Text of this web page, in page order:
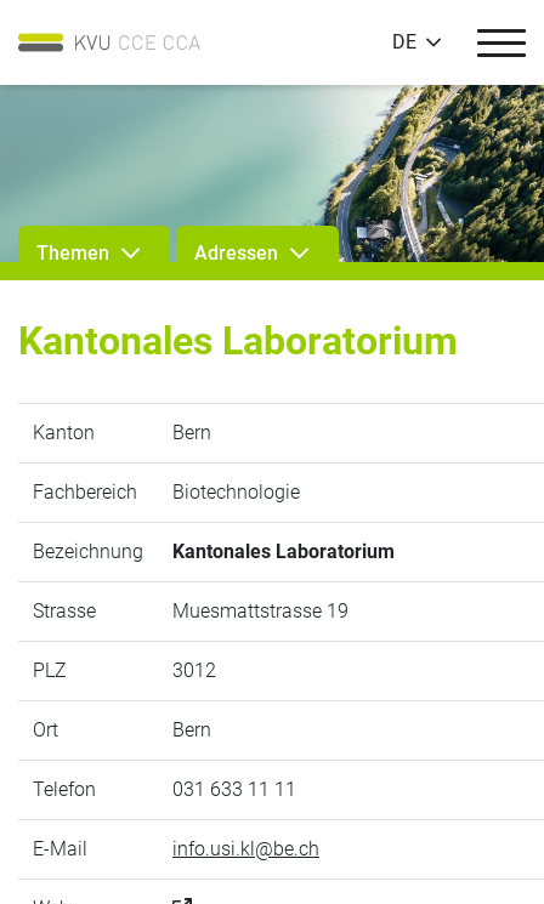
DE
Themen Adressen
Kantonales Laboratorium
Kanton Bern
Fachbereich Biotechnologie
Bezeichnung Kantonales Laboratorium
Strasse Muesmattstrasse 19
PLZ 3012
Ort Bern
Telefon 031 633 11 11
E-Mail info.usi.kl@be.ch